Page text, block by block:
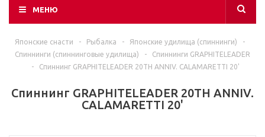
МЕНЮ
Японские снасти - Рыбалка - Японские удилища (спиннинги)
-
Спиннинги (спиннинговые удилища)
-
Спиннинги GRAPHITELEADER
-
Спиннинг GRAPHITELEADER 20TH ANNIV. CALAMARETTI 20'
Спиннинг GRAPHITELEADER 20TH ANNIV.
CALAMARETTI 20'